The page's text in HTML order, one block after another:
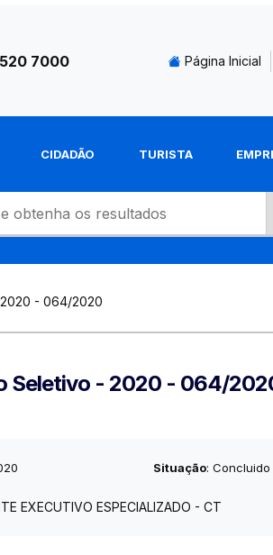
7000 Página Inicial
CIDADÃO TURISTA
- 064/2020
Seletivo - 2020 - 064/
Situação: Concluido
EXECUTIVO ESPECIALIZADO - CT